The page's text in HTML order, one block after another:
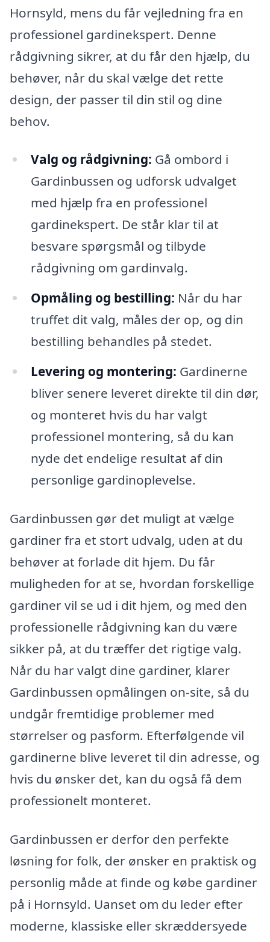
Hornsyld, mens du får vejledning fra en
professionel gardinekspert. Denne
rådgivning sikrer, at du får den hjælp, du
behøver, når du skal vælge det rette
design, der passer til din stil og dine
behov.
Valg og rådgivning: Gå ombord i
Gardinbussen og udforsk udvalget
med hjælp fra en professionel
gardinekspert. De står klar til at
besvare spørgsmål og tilbyde
rådgivning om gardinvalg.
Opmåling og bestilling: Når du har
truffet dit valg, måles der op, og din
bestilling behandles på stedet.
Levering og montering: Gardinerne
bliver senere leveret direkte til din dør,
og monteret hvis du har valgt
professionel montering, så du kan
nyde det endelige resultat af din
personlige gardinoplevelse.
Gardinbussen gør det muligt at vælge
gardiner fra et stort udvalg, uden at du
behøver at forlade dit hjem. Du får
muligheden for at se, hvordan forskellige
gardiner vil se ud i dit hjem, og med den
professionelle rådgivning kan du være
sikker på, at du træffer det rigtige valg.
Når du har valgt dine gardiner, klarer
Gardinbussen opmålingen on-site, så du
undgår fremtidige problemer med
størrelser og pasform. Efterfølgende vil
gardinerne blive leveret til din adresse, og
hvis du ønsker det, kan du også få dem
professionelt monteret.
Gardinbussen er derfor den perfekte
løsning for folk, der ønsker en praktisk og
personlig måde at finde og købe gardiner
på i Hornsyld. Uanset om du leder efter
moderne, klassiske eller skræddersyede